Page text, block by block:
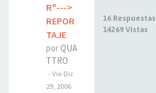
R"--->
REPOR
TAJE
porQUA
TTRO
- Vie Dic
29, 2006
16 Respuestas
14269 Vistas